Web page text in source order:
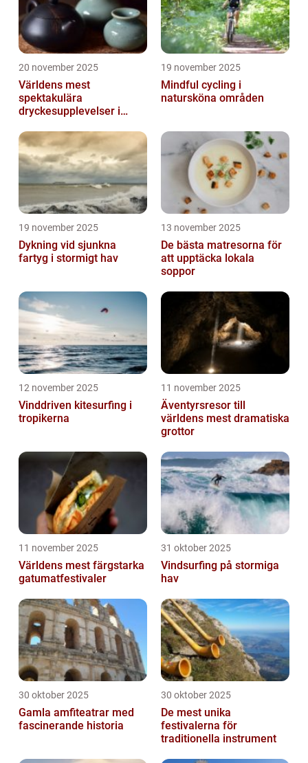
20 november 2025
Världens mest
spektakulära
dryckesupplevelser i
19 november 2025
Mindful cycling i
natursköna områden
19 november 2025
Dykning vid sjunkna
fartyg i stormigt hav
13 november 2025
De bästa matresorna för
att upptäcka lokala
soppor
12 november 2025
Vinddriven kitesurfing i
tropikerna
11 november 2025
Äventyrsresor till
världens mest dramatiska
grottor
11 november 2025
Världens mest färgstarka
gatumatfestivaler
31 oktober 2025
Vindsurfing på stormiga
hav
30 oktober 2025
Gamla amfiteatrar med
fascinerande historia
30 oktober 2025
De mest unika
festivalerna för
traditionella instrument